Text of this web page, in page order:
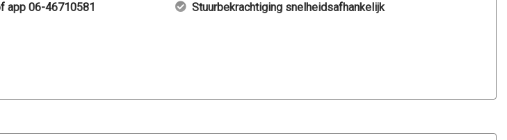
app 06-46710581
Stuurbekrachtiging snelheidsafhankelijk